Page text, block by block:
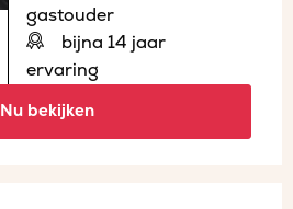
gastouder
bijna 14 jaar
ervaring
Nu bekijken